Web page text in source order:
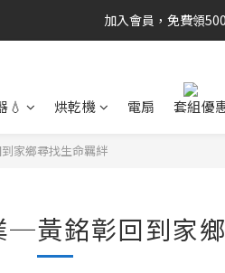
加入會員，免費領
💧 烘乾機 電扇 套組優
家鄉尋找生命羈絆
─黃銘彰回到家